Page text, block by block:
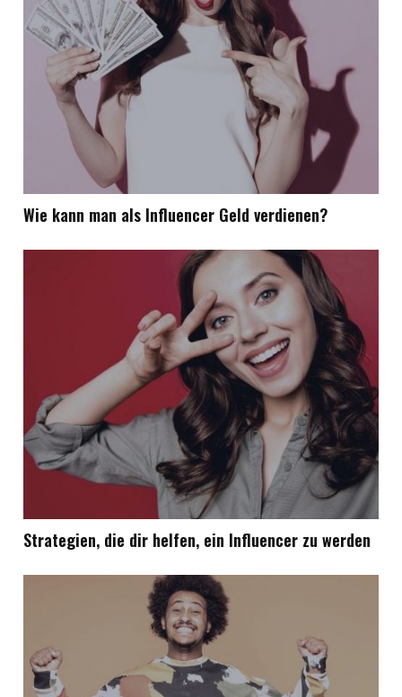
Wie kann man als Influencer Geld verdienen?
Strategien, die dir helfen, ein Influencer zu werden